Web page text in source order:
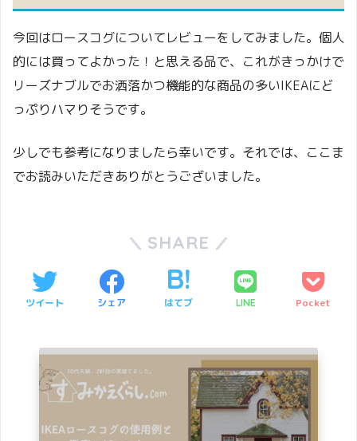
今回はロースコグについてレビューをしてみました。個人
的には買ってよかった！と思える品で、これがきっかけで
リーズナブルでお洒落かつ機能的な商品の多いIKEAにど
っぷりハマりそうです。
少しでも参考になりましたら幸いです。それでは、ここま
でお読みいただきありがとうございました。
SHARE
ツイート シェア はてブ LINE Pocket